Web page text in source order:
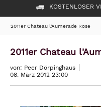
KOSTENLOSER
2011er Chateau l'Aumerade Rose
2011er Chateau
von: Peer Dörpinghaus
08. März 2012 23:00